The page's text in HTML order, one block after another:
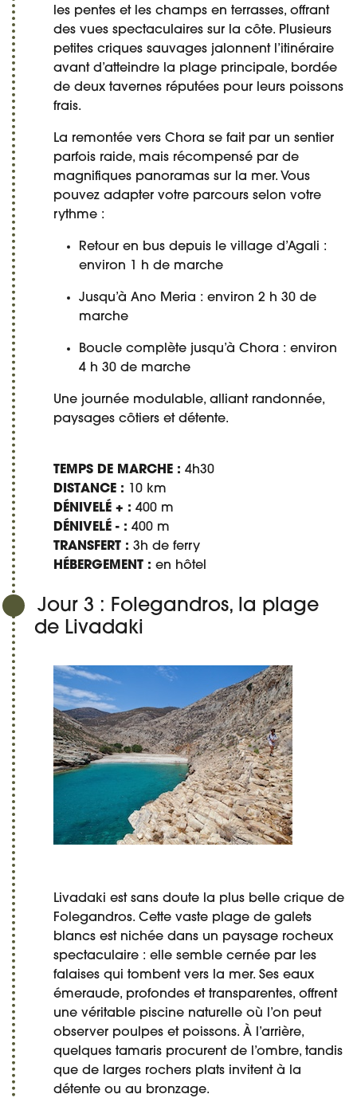
les pentes et les champs en terrasses, offrant
des vues spectaculaires sur la côte. Plusieurs
petites criques sauvages jalonnent l’itinéraire
avant d’atteindre la plage principale, bordée
de deux tavernes réputées pour leurs poissons
frais.
La remontée vers Chora se fait par un sentier
parfois raide, mais récompensé par de
magnifiques panoramas sur la mer. Vous
pouvez adapter votre parcours selon votre
rythme :
Retour en bus depuis le village d’Agali :
environ 1 h de marche
Jusqu’à Ano Meria : environ 2 h 30 de
marche
Boucle complète jusqu’à Chora : environ
4 h 30 de marche
Une journée modulable, alliant randonnée,
paysages côtiers et détente.
TEMPS DE MARCHE : 4h30
DISTANCE : 10 km
DÉNIVELÉ + : 400 m
DÉNIVELÉ - : 400 m
TRANSFERT : 3h de ferry
HÉBERGEMENT : en hôtel
Jour 3 : Folegandros, la plage
de Livadaki
Livadaki est sans doute la plus belle crique de
Folegandros. Cette vaste plage de galets
blancs est nichée dans un paysage rocheux
spectaculaire : elle semble cernée par les
falaises qui tombent vers la mer. Ses eaux
émeraude, profondes et transparentes, offrent
une véritable piscine naturelle où l’on peut
observer poulpes et poissons. À l’arrière,
quelques tamaris procurent de l’ombre, tandis
que de larges rochers plats invitent à la
détente ou au bronzage.